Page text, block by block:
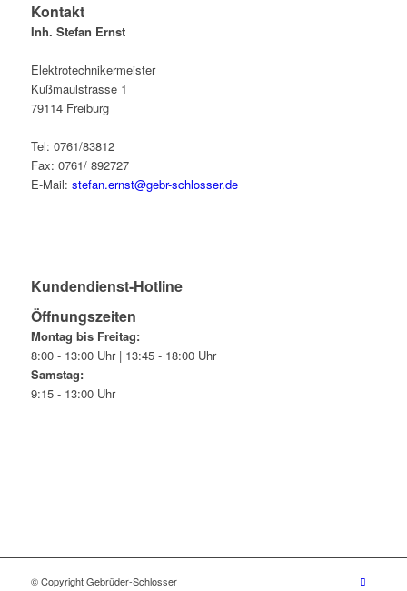
Kontakt
Inh. Stefan Ernst
Elektrotechnikermeister
Kußmaulstrasse 1
79114 Freiburg
Tel: 0761/83812
Fax: 0761/ 892727
E-Mail: stefan.ernst@gebr-schlosser.de
Kundendienst-Hotline
Öffnungszeiten
Montag bis Freitag:
8:00 - 13:00 Uhr | 13:45 - 18:00 Uhr
Samstag:
9:15 - 13:00 Uhr
© Copyright Gebrüder-Schlosser